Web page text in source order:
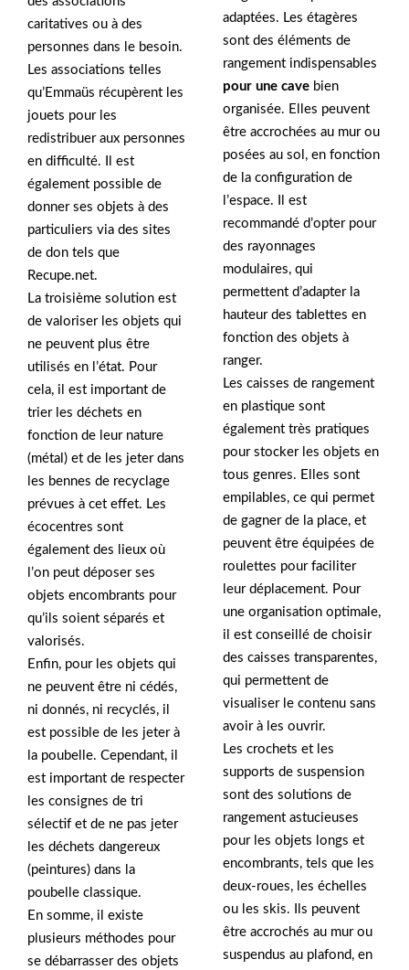
caritatives ou à des
personnes dans le besoin.
Les associations telles
qu’Emmaüs récupèrent les
jouets pour les
redistribuer aux personnes
en difficulté. Il est
également possible de
donner ses objets à des
particuliers via des sites
de don tels que
Recupe.net.
La troisième solution est
de valoriser les objets qui
ne peuvent plus être
utilisés en l’état. Pour
cela, il est important de
trier les déchets en
fonction de leur nature
(métal) et de les jeter dans
les bennes de recyclage
prévues à cet effet. Les
écocentres sont
également des lieux où
l’on peut déposer ses
objets encombrants pour
qu’ils soient séparés et
valorisés.
Enfin, pour les objets qui
ne peuvent être ni cédés,
ni donnés, ni recyclés, il
est possible de les jeter à
la poubelle. Cependant, il
est important de respecter
les consignes de tri
sélectif et de ne pas jeter
les déchets dangereux
(peintures) dans la
poubelle classique.
En somme, il existe
plusieurs méthodes pour
se débarrasser des objets
adaptées. Les étagères
sont des éléments de
rangement indispensables
pour une cave bien
organisée. Elles peuvent
être accrochées au mur ou
posées au sol, en fonction
de la configuration de
l’espace. Il est
recommandé d’opter pour
des rayonnages
modulaires, qui
permettent d’adapter la
hauteur des tablettes en
fonction des objets à
ranger.
Les caisses de rangement
en plastique sont
également très pratiques
pour stocker les objets en
tous genres. Elles sont
empilables, ce qui permet
de gagner de la place, et
peuvent être équipées de
roulettes pour faciliter
leur déplacement. Pour
une organisation optimale,
il est conseillé de choisir
des caisses transparentes,
qui permettent de
visualiser le contenu sans
avoir à les ouvrir.
Les crochets et les
supports de suspension
sont des solutions de
rangement astucieuses
pour les objets longs et
encombrants, tels que les
deux-roues, les échelles
ou les skis. Ils peuvent
être accrochés au mur ou
suspendus au plafond, en